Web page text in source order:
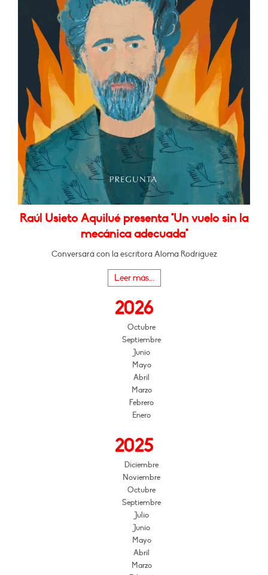
Raúl Usieto Aquilué presenta "Un vuelo sin la
mecánica adecuada"
Conversará con la escritora Aloma Rodríguez
Leer más...
2026
Octubre
Septiembre
Junio
Mayo
Abril
Marzo
Febrero
Enero
2025
Diciembre
Noviembre
Octubre
Septiembre
Julio
Junio
Mayo
Abril
Marzo